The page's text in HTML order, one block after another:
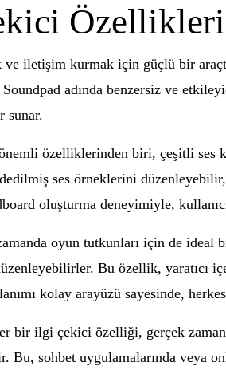
Özellikleri
ve iletişim kurmak için güçlü bir
adında benzersiz ve
sunar.
özelliklerinden biri, çeşitli ses
ses örneklerini
oluşturma deneyimiyle,
oyun tutkunları için de ideal
Bu özellik, yaratıcı
kolay arayüzü sayesinde,
bir ilgi çekici özelliği, gerçek
Bu, sohbet uygulamalarında veya